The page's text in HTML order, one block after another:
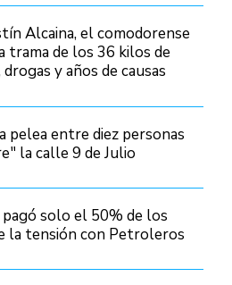
Alcaina, el comodorense
trama de los 36 kilos de
y años de causas
pelea entre diez personas
la calle 9 de Julio
solo el 50% de los
la tensión con Petroleros